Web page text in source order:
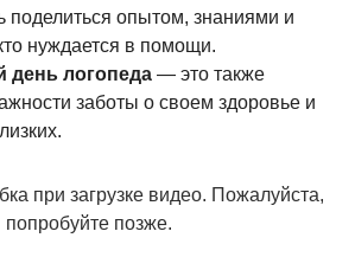
поделиться опытом, знаниями и
нуждается в помощи.
день логопеда — это также
заботы о своем здоровье и
при загрузке видео. Пожалуйста,
попробуйте позже.